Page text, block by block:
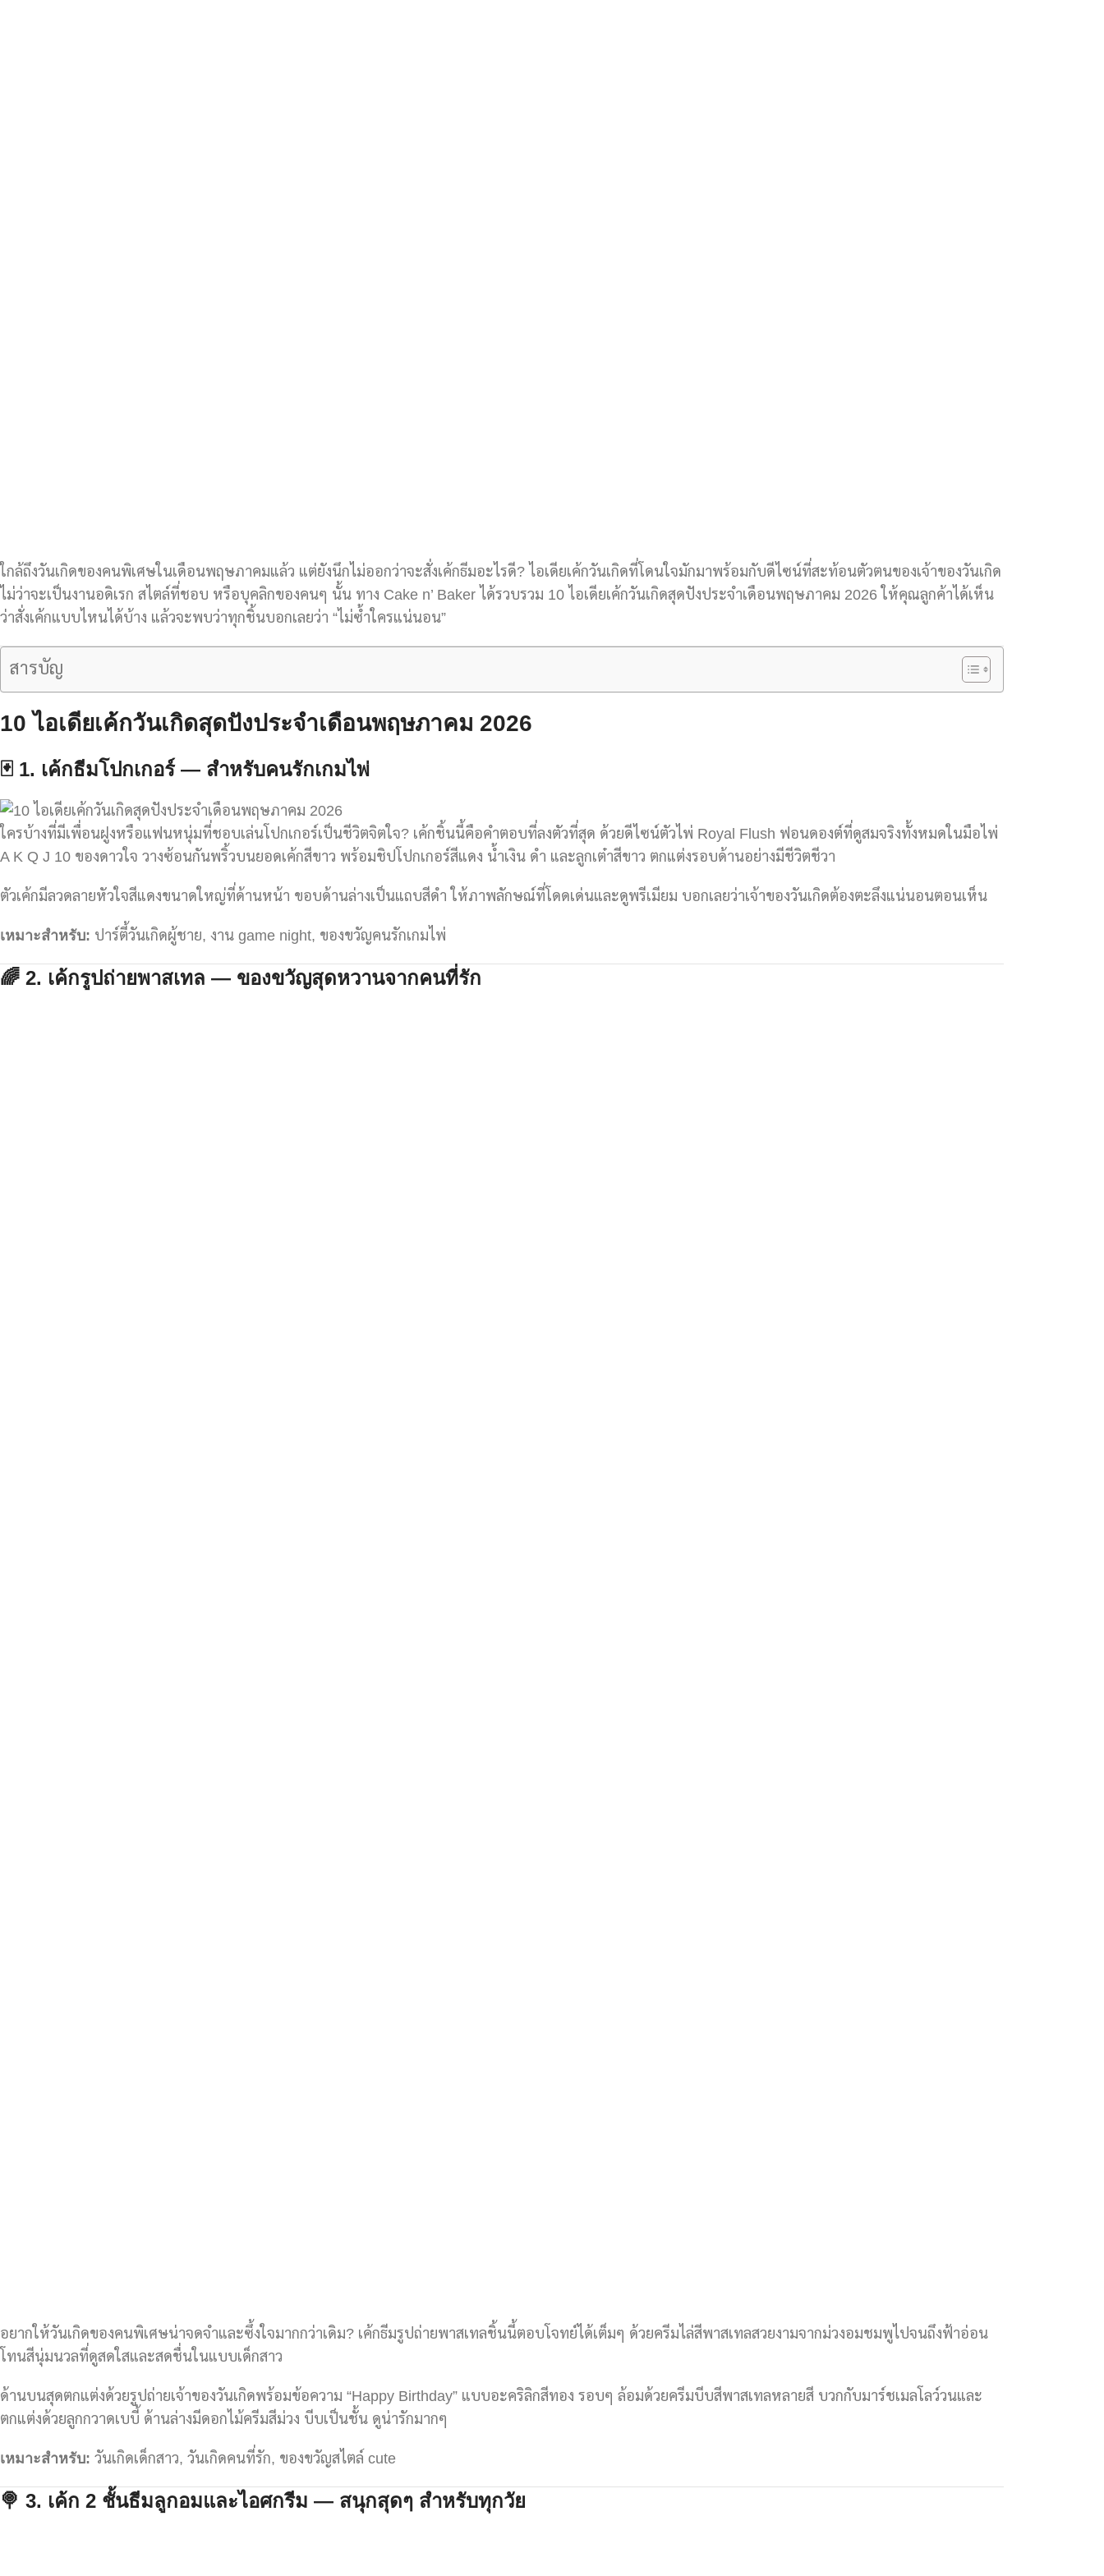
ใกล้ถึงวันเกิดของคนพิเศษในเดือนพฤษภาคมแล้ว แต่ยังนึกไม่ออกว่าจะสั่งเค้กธีมอะไรดี? ไอเดียเค้กวันเกิดที่โดนใจมักมาพร้อมกับดีไซน์ที่สะท้อนตัวตนของเจ้าของวันเกิด
ไม่ว่าจะเป็นงานอดิเรก สไตล์ที่ชอบ หรือบุคลิกของคนๆ นั้น ทาง Cake n’ Baker ได้รวบรวม 10 ไอเดียเค้กวันเกิดสุดปังประจำเดือนพฤษภาคม 2026 ให้คุณลูกค้าได้เห็น
ว่าสั่งเค้กแบบไหนได้บ้าง แล้วจะพบว่าทุกชิ้นบอกเลยว่า “ไม่ซ้ำใครแน่นอน”
สารบัญ
10 ไอเดียเค้กวันเกิดสุดปังประจำเดือนพฤษภาคม 2026
🃏 1. เค้กธีมโปกเกอร์ — สำหรับคนรักเกมไพ่
ใครบ้างที่มีเพื่อนฝูงหรือแฟนหนุ่มที่ชอบเล่นโปกเกอร์เป็นชีวิตจิตใจ? เค้กชิ้นนี้คือคำตอบที่ลงตัวที่สุด ด้วยดีไซน์ตัวไพ่ Royal Flush ฟอนดองต์ที่ดูสมจริงทั้งหมดในมือไพ่
A K Q J 10 ของดาวใจ วางซ้อนกันพริ้วบนยอดเค้กสีขาว พร้อมชิปโปกเกอร์สีแดง น้ำเงิน ดำ และลูกเต๋าสีขาว ตกแต่งรอบด้านอย่างมีชีวิตชีวา
ตัวเค้กมีลวดลายหัวใจสีแดงขนาดใหญ่ที่ด้านหน้า ขอบด้านล่างเป็นแถบสีดำ ให้ภาพลักษณ์ที่โดดเด่นและดูพรีเมียม บอกเลยว่าเจ้าของวันเกิดต้องตะลึงแน่นอนตอนเห็น
เหมาะสำหรับ: ปาร์ตี้วันเกิดผู้ชาย, งาน game night, ของขวัญคนรักเกมไพ่
🌈 2. เค้กรูปถ่ายพาสเทล — ของขวัญสุดหวานจากคนที่รัก
อยากให้วันเกิดของคนพิเศษน่าจดจำและซึ้งใจมากกว่าเดิม? เค้กธีมรูปถ่ายพาสเทลชิ้นนี้ตอบโจทย์ได้เต็มๆ ด้วยครีมไล่สีพาสเทลสวยงามจากม่วงอมชมพูไปจนถึงฟ้าอ่อน
โทนสีนุ่มนวลที่ดูสดใสและสดชื่นในแบบเด็กสาว
ด้านบนสุดตกแต่งด้วยรูปถ่ายเจ้าของวันเกิดพร้อมข้อความ “Happy Birthday” แบบอะคริลิกสีทอง รอบๆ ล้อมด้วยครีมบีบสีพาสเทลหลายสี บวกกับมาร์ชเมลโลว์วนและ
ตกแต่งด้วยลูกกวาดเบบี้ ด้านล่างมีดอกไม้ครีมสีม่วง บีบเป็นชั้น ดูน่ารักมากๆ
เหมาะสำหรับ: วันเกิดเด็กสาว, วันเกิดคนที่รัก, ของขวัญสไตล์ cute
🍭 3. เค้ก 2 ชั้นธีมลูกอมและไอศกรีม — สนุกสุดๆ สำหรับทุกวัย